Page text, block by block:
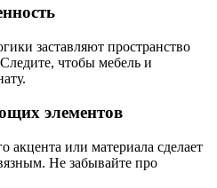
заставляют пространство
чтобы мебель и
элементов
акцента или материала сделает
Не забывайте про